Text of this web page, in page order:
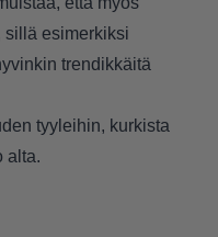
sillä esimerkiksi
trendikkäitä
tyyleihin, kurkista
alta.